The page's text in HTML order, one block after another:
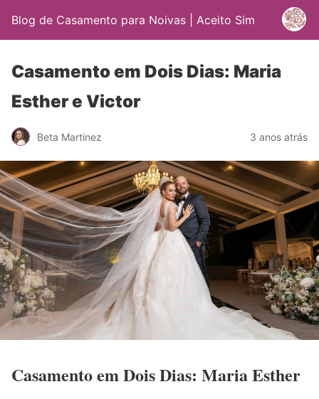
Blog de Casamento para Noivas | Aceito Sim
Casamento em Dois Dias: Maria
Esther e Victor
Beta Martinez 3 anos atrás
Casamento em Dois Dias: Maria Esther